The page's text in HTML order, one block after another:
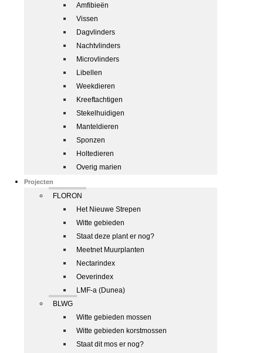
Amfibieën
Vissen
Dagvlinders
Nachtvlinders
Microvlinders
Libellen
Weekdieren
Kreeftachtigen
Stekelhuidigen
Manteldieren
Sponzen
Holtedieren
Overig marien
Projecten
FLORON
Het Nieuwe Strepen
Witte gebieden
Staat deze plant er nog?
Meetnet Muurplanten
Nectarindex
Oeverindex
LMF-a (Dunea)
BLWG
Witte gebieden mossen
Witte gebieden korstmossen
Staat dit mos er nog?